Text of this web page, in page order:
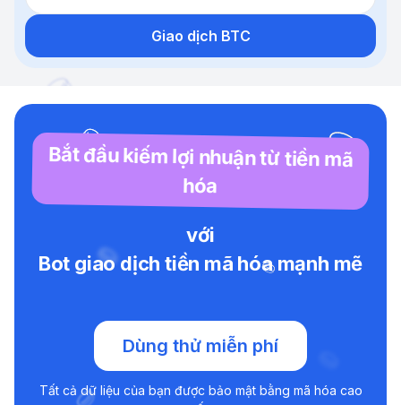
Giao dịch BTC
Bắt đầu kiếm lợi nhuận từ tiền mã
hóa
với
Bot giao dịch tiền mã hóa mạnh mẽ
Dùng thử miễn phí
Tất cả dữ liệu của bạn được bảo mật bằng mã hóa cao